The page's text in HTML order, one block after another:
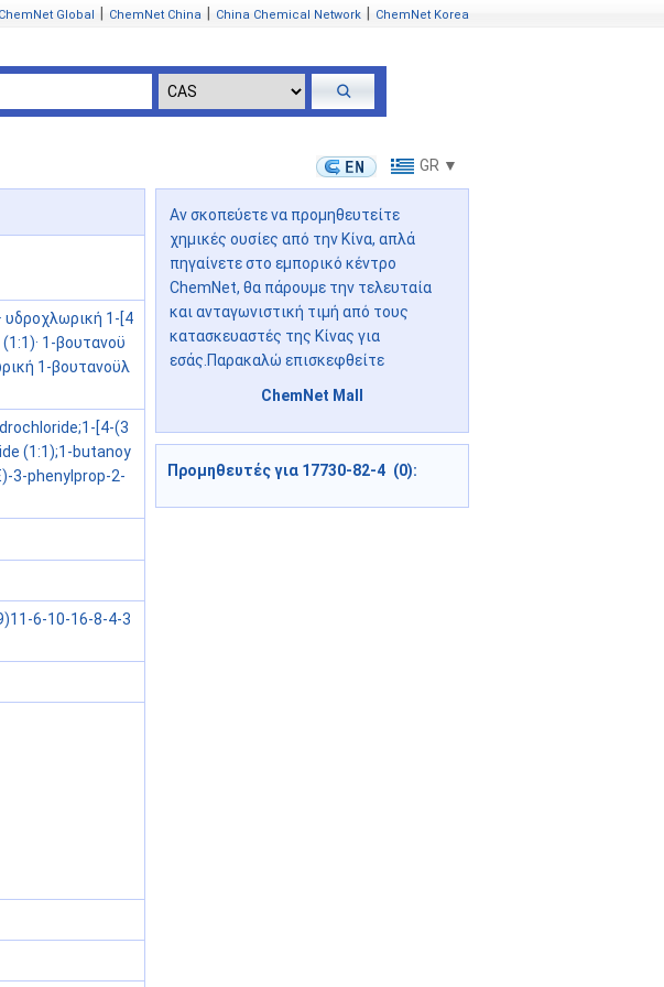
ChemNet Global ChemNet China China Chemical Network ChemNet Korea
GR ▼
υδροχλωρική 1-[4
1-βουτανοϋ
1-βουτανοϋλ
[4-(3
(1:1);1-butanoy
3-phenylprop-2-
6-10-16-8-4-3
Αν σκοπεύετε να προμηθευτείτε
χημικές ουσίες από την Κίνα, απλά
πηγαίνετε στο εμπορικό κέντρο
ChemNet, θα πάρουμε την τελευταία
και ανταγωνιστική τιμή από τους
κατασκευαστές της Κίνας για
εσάς.Παρακαλώ επισκεφθείτε
ChemNet Mall
Προμηθευτές για 17730-82-4 (0):